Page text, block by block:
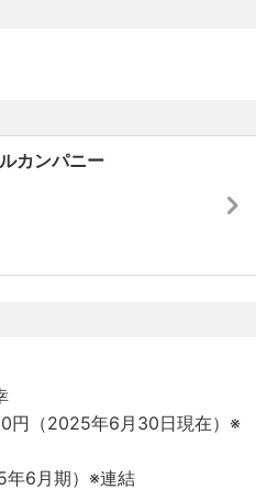
から選べる地域勤務型の選
り
カンパニー
円（2025年6月30日現在）※
年6月期）※連結